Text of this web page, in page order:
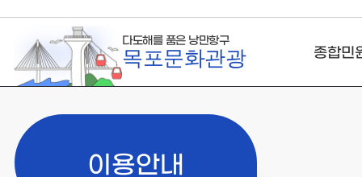
다도해를 품은 낭만항구
목포문화관광 종합민
이용안내